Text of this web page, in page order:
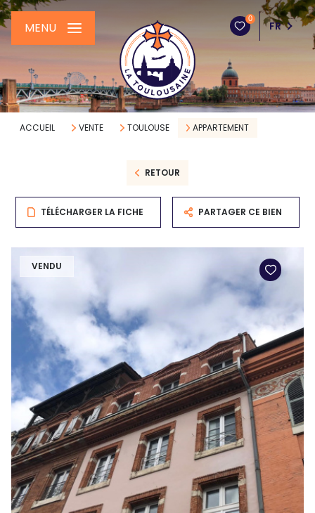
0
FR
MENU
ACCUEIL VENTE TOULOUSE APPARTEMENT
RETOUR
TÉLÉCHARGER LA FICHE PARTAGER CE BIEN
VENDU